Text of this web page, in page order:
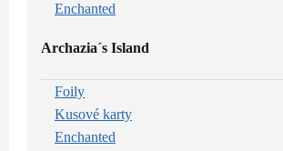
Enchanted
Archazia´s Island
Foily
Kusové karty
Enchanted